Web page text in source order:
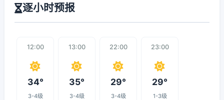
逐小时预报
12:00
34°
3-4级
13:00
35°
3-4级
22:00
29°
3-4级
23:00
29°
1-3级